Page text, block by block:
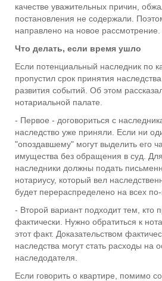
качестве уважительных причин,
постановления не содержали.
направлено на новое рассмотрение.
Что делать, если время ушло
Если потенциальный наследник по
пропустил срок принятия
развития событий. Об этом
нотариальной палате.
- Первое - договориться с
наследство уже приняли. Если ни
"опоздавшему" могут выделить его
имущества без обращения в суд.
наследники должны подать
нотариусу, который вел
будет перераспределено на всех
- Второй вариант подходит тем, кто
фактически. Нужно обратиться к
этот факт. Доказательством
наследства могут стать расходы на
наследодателя.
Если говорить о квартире, помимо